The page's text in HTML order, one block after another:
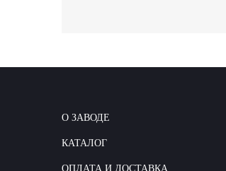
О ЗАВОДЕ
КАТАЛОГ
ОПЛАТА И ДОСТАВКА